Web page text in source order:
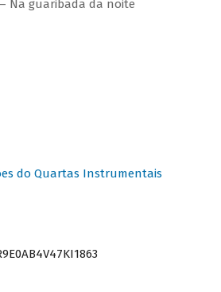
Na guaribada da noite
do Quartas Instrumentais